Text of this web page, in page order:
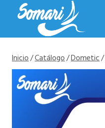
Saltar
contenido
Inicio/Catálogo/Dometic/